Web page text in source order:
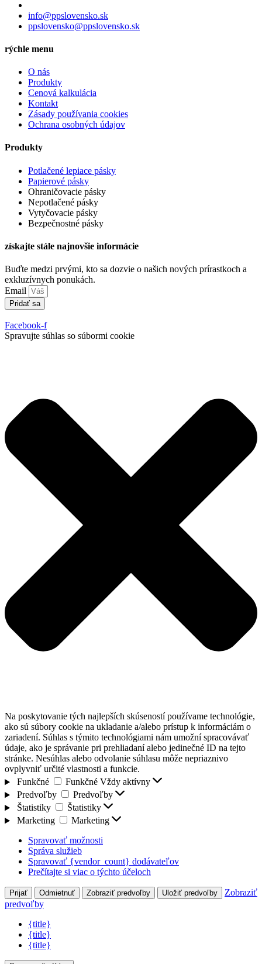
info@ppslovensko.sk
ppslovensko@ppslovensko.sk
rýchle menu
O nás
Produkty
Cenová kalkulácia
Kontakt
Zásady používania cookies
Ochrana osobných údajov
Produkty
Potlačené lepiace pásky
Papierové pásky
Ohraničovacie pásky
Nepotlačené pásky
Vytyčovacie pásky
Bezpečnostné pásky
získajte stále najnovšie informácie
Buďte medzi prvými, kto sa dozvie o našich nových prírastkoch a
exkluzívnych ponukách.
Email
Pridať sa
Facebook-f
Spravujte súhlas so súbormi cookie
Na poskytovanie tých najlepších skúseností používame technológie,
ako sú súbory cookie na ukladanie a/alebo prístup k informáciám o
zariadení. Súhlas s týmito technológiami nám umožní spracovávať
údaje, ako je správanie pri prehliadaní alebo jedinečné ID na tejto
stránke. Nesúhlas alebo odvolanie súhlasu môže nepriaznivo
ovplyvniť určité vlastnosti a funkcie.
Funkčné
Funkčné Vždy aktívny
Predvoľby
Predvoľby
Štatistiky
Štatistiky
Marketing
Marketing
Spravovať možnosti
Správa služieb
Spravovať {vendor_count} dodávateľov
Prečítajte si viac o týchto účeloch
Prijať Odmietnuť Zobraziť predvoľby Uložiť predvoľby
Zobraziť
predvoľby
{title}
{title}
{title}